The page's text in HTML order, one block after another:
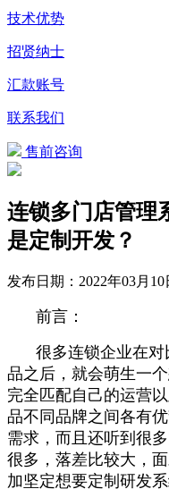
技术优势
招贤纳士
汇款账号
联系我们
售前咨询
连锁多门店管理
是定制开发？
发布日期： 2022年03月10
前言：
很多连锁企业在
品之后，就会萌生一
完全匹配自己的运营
品不同品牌之间各有
需求，而且还听到很
很多，落差比较大，
加坚定想要定制研发